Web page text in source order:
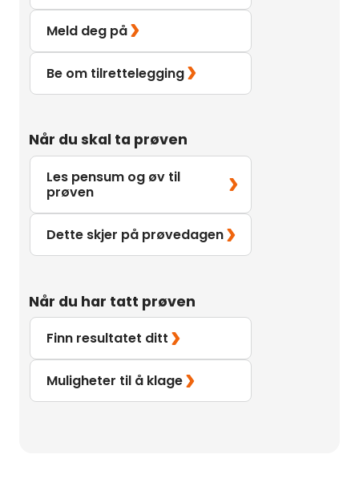
Meld deg på
Be om tilrettelegging
Når du skal ta prøven
Les pensum og øv til
prøven
Dette skjer på prøvedagen
Når du har tatt prøven
Finn resultatet ditt
Muligheter til å klage